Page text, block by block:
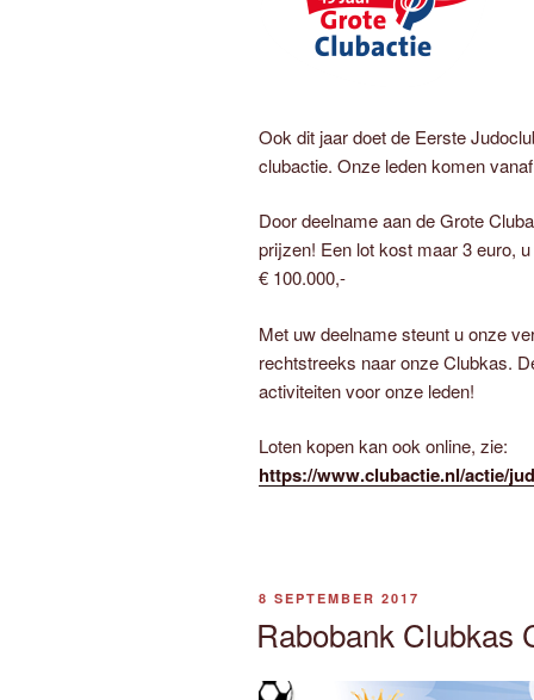
Ook dit jaar doet de Eerste
clubactie. Onze leden komen
Door deelname aan de Grote
prijzen! Een lot kost maar 3 euro,
€ 100.000,-
Met uw deelname steunt u onze
rechtstreeks naar onze Clubkas.
activiteiten voor onze leden!
Loten kopen kan ook online, zie:
https://www.clubactie.nl/actie/
GEPLAATST
8 SEPTEMBER 2017
Rabobank Clubkas